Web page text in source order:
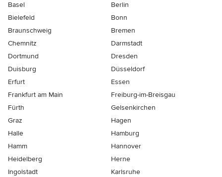
Basel
Berlin
Bielefeld
Bonn
Braunschweig
Bremen
Chemnitz
Darmstadt
Dortmund
Dresden
Duisburg
Düsseldorf
Erfurt
Essen
Frankfurt am Main
Freiburg-im-Breisgau
Fürth
Gelsenkirchen
Graz
Hagen
Halle
Hamburg
Hamm
Hannover
Heidelberg
Herne
Ingolstadt
Karlsruhe